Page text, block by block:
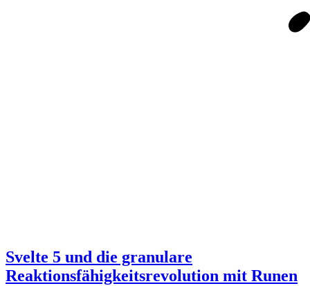
Svelte 5 und die granulare
Reaktionsfähigkeitsrevolution mit Runen